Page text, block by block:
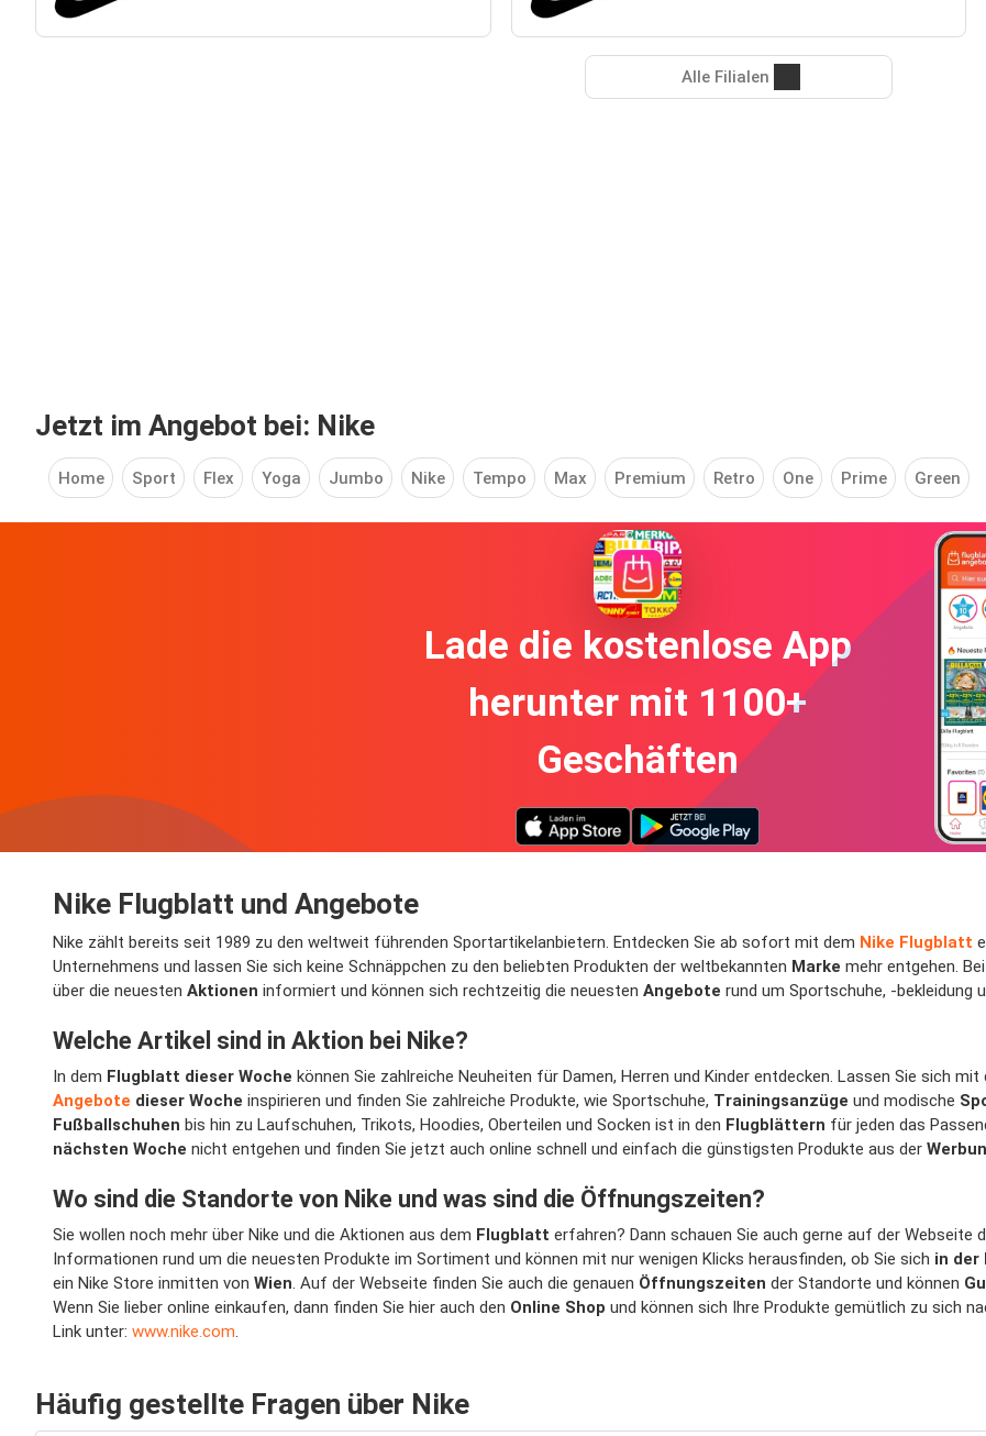
Alle Filialen
Jetzt im Angebot bei: Nike
Home Sport Flex Yoga Jumbo Nike Tempo Max Premium Retro One Prime Green
Lade die kostenlose App
herunter mit 1100+
Geschäften
Nike Flugblatt und Angebote
Nike zählt bereits seit 1989 zu den weltweit führenden Sportartikelanbietern. Entdecken Sie ab sofort mit dem Nike Flugblatt
Unternehmens und lassen Sie sich keine Schnäppchen zu den beliebten Produkten der weltbekannten Marke mehr entgehen.
über die neuesten Aktionen informiert und können sich rechtzeitig die neuesten Angebote rund um Sportschuhe, -bekleidung
Welche Artikel sind in Aktion bei Nike?
In dem Flugblatt dieser Woche können Sie zahlreiche Neuheiten für Damen, Herren und Kinder entdecken. Lassen Sie sich mit
Angebote dieser Woche inspirieren und finden Sie zahlreiche Produkte, wie Sportschuhe, Trainingsanzüge und modische
Fußballschuhen bis hin zu Laufschuhen, Trikots, Hoodies, Oberteilen und Socken ist in den Flugblättern für jeden das
nächsten Woche nicht entgehen und finden Sie jetzt auch online schnell und einfach die günstigsten Produkte aus der
Wo sind die Standorte von Nike und was sind die Öffnungszeiten?
Sie wollen noch mehr über Nike und die Aktionen aus dem Flugblatt erfahren? Dann schauen Sie auch gerne auf der Webseite
Informationen rund um die neuesten Produkte im Sortiment und können mit nur wenigen Klicks herausfinden, ob Sie sich in der
ein Nike Store inmitten von Wien. Auf der Webseite finden Sie auch die genauen Öffnungszeiten der Standorte und können
Wenn Sie lieber online einkaufen, dann finden Sie hier auch den Online Shop und können sich Ihre Produkte gemütlich zu sich
Link unter: www.nike.com.
Häufig gestellte Fragen über Nike